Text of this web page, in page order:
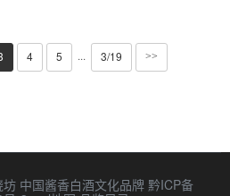
4 5 ··· 3/19 >>
中国酱香白酒文化品牌 黔ICP备